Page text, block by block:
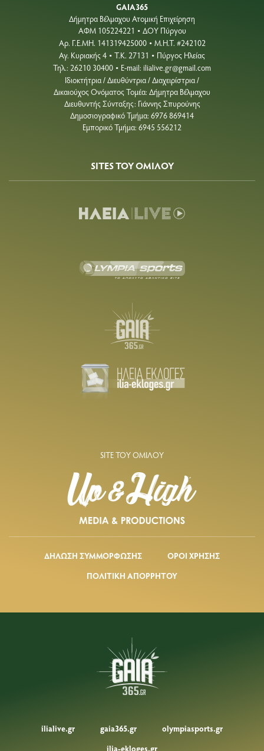
GAIA365
Δήμητρα Βέλμαχου Ατομική Επιχείρηση
ΑΦΜ 105224221 • ΔΟΥ Πύργου
Aρ. Γ.Ε.ΜΗ. 141319425000 • Μ.Η.Τ. #242102
Αγ. Κυριακής 4 • Τ.Κ. 27131 • Πύργος Ηλείας
Τηλ.: 26210 30400 • E-mail: ilialive.gr@gmail.com
Ιδιοκτήτρια / Διευθύντρια / Διαχειρίστρια /
Δικαιούχος Ονόματος Τομέα: Δήμητρα Βέλμαχου
Διευθυντής Σύνταξης: Γιάννης Σπυρούνης
Δημοσιογραφικό Τμήμα: 6976 869414
Εμπορικό Τμήμα: 6945 556212
SITES ΤΟΥ ΟΜΙΛΟΥ
SITE ΤΟΥ ΟΜΙΛΟΥ
ΔΗΛΩΣΗ ΣΥΜΜΟΡΦΩΣΗΣ
ΟΡΟΙ ΧΡΗΣΗΣ
ΠΟΛΙΤΙΚΗ ΑΠΟΡΡΗΤΟΥ
ilialive.gr gaia365.gr
olympiasports.gr
ilia-ekloges.gr